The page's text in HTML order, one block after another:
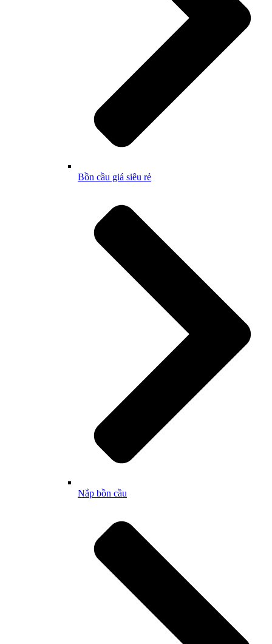
Bồn cầu giá siêu rẻ
Nắp bồn cầu